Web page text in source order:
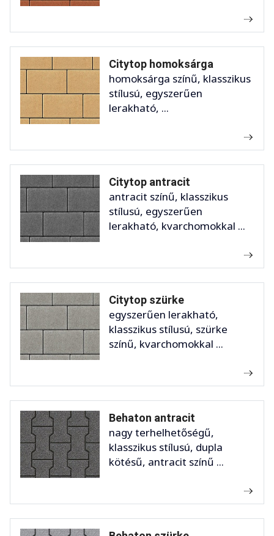
Citytop homoksárga
homoksárga színű, klasszikus
stílusú, egyszerűen
lerakható, ...
Citytop antracit
antracit színű, klasszikus
stílusú, egyszerűen
lerakható, kvarchomokkal ...
Citytop szürke
egyszerűen lerakható,
klasszikus stílusú, szürke
színű, kvarchomokkal ...
Behaton antracit
nagy terhelhetőségű,
klasszikus stílusú, dupla
kötésű, antracit színű ...